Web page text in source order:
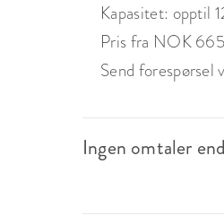
Kapasitet: opptil
Pris fra NOK
Send forespørsel
Ingen omtaler